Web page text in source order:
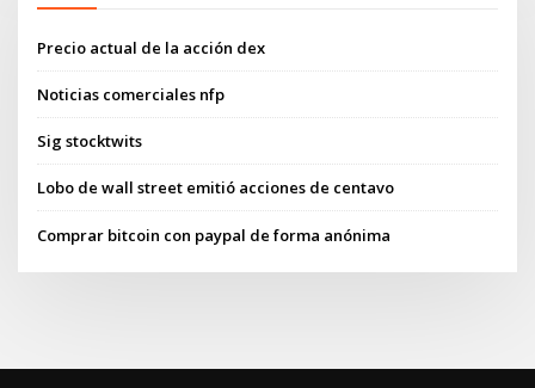
Precio actual de la acción dex
Noticias comerciales nfp
Sig stocktwits
Lobo de wall street emitió acciones de centavo
Comprar bitcoin con paypal de forma anónima